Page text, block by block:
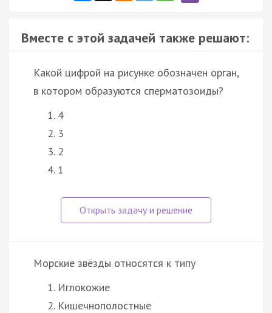
Вместе с этой задачей также решают:
Какой цифрой на рисунке обозначен орган,
в котором образуются сперматозоиды?
4
3
2
1
Морские звёзды относятся к типу
Иглокожие
Кишечнополостные